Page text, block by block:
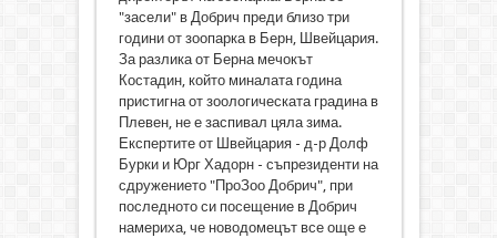
"засели" в Добрич преди близо три
години от зоопарка в Берн, Швейцария.
За разлика от Берна мечокът
Костадин, който миналата година
пристигна от зоологическата градина в
Плевен, не е заспивал цяла зима.
Експертите от Швейцария - д-р Долф
Бурки и Юрг Хадорн - съпрезиденти на
сдружението "ПроЗоо Добрич", при
последното си посещение в Добрич
намериха, че новодомецът все още е